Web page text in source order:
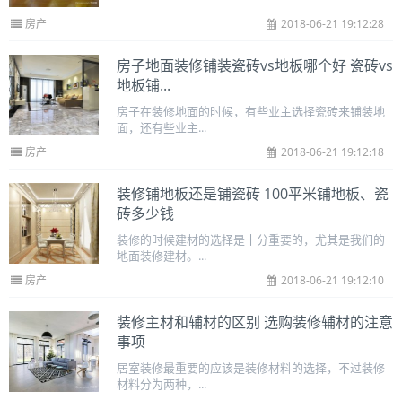
房产 2018-06-21 19:12:28
房子地面装修铺装瓷砖vs地板哪个好 瓷砖vs
地板铺...
房子在装修地面的时候，有些业主选择瓷砖来铺装地
面，还有些业主...
房产 2018-06-21 19:12:18
装修铺地板还是铺瓷砖 100平米铺地板、瓷
砖多少钱
装修的时候建材的选择是十分重要的，尤其是我们的
地面装修建材。...
房产 2018-06-21 19:12:10
装修主材和辅材的区别 选购装修辅材的注意
事项
居室装修最重要的应该是装修材料的选择，不过装修
材料分为两种，...